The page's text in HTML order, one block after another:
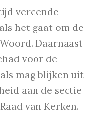
vereende
het gaat om de
Daarnaast
voor de
mag blijken uit
aan de sectie
van Kerken.